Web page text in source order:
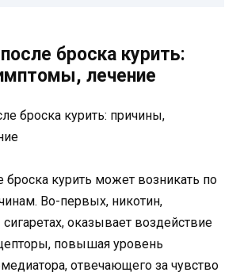
броска курить:
лечение
броска курить может возникать по
Во-первых, никотин,
оказывает воздействие
повышая уровень
отвечающего за чувство